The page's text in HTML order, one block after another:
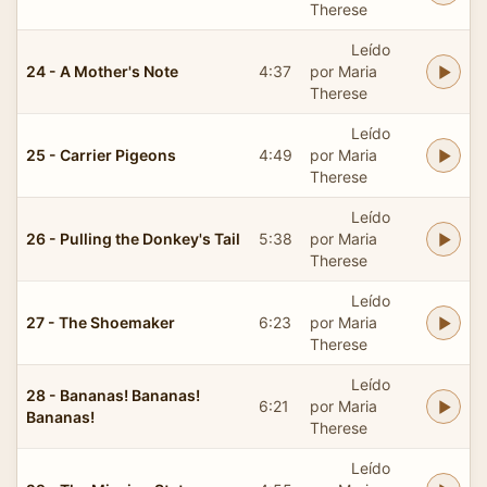
Therese
24 - A Mother's Note 4:37
Leído
por Maria
Therese
25 - Carrier Pigeons 4:49
Leído
por Maria
Therese
26 - Pulling the Donkey's Tail 5:38
Leído
por Maria
Therese
27 - The Shoemaker 6:23
Leído
por Maria
Therese
28 - Bananas! Bananas!
Bananas!
6:21
Leído
por Maria
Therese
Leído